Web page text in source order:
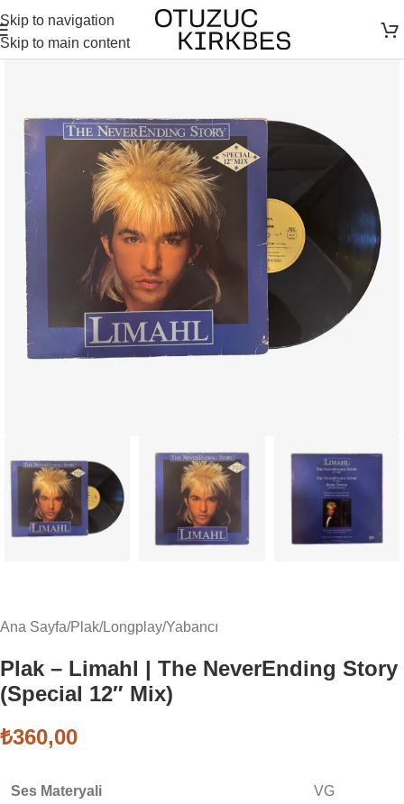
Skip to navigation
Skip to main content
Ana Sayfa/Plak/Longplay/Yabancı
Plak – Limahl | The NeverEnding Story
(Special 12″ Mix)
₺360,00
Ses Materyali VG